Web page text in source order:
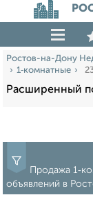
Ростов-на-Дону
1‑комнатные
Расширенный
Продажа
объявлений в